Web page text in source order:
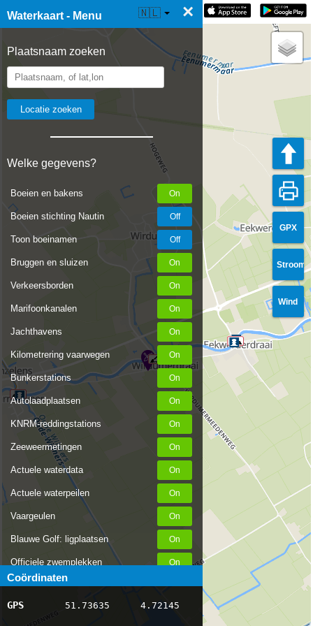
Waterkaart - Menu ×
Plaatsnaam zoeken
Welke gegevens?
Boeien en bakens
Boeien stichting Nautin
Toon boeinamen
Bruggen en sluizen
Verkeersborden
Marifoonkanalen
Jachthavens
Kilometrering vaarwegen
Bunkerstations
Autolaadplaatsen
KNRM-reddingstations
Zeeweermetingen
Actuele waterdata
Actuele waterpeilen
Vaargeulen
Blauwe Golf: ligplaatsen
Officiele zwemplekken
Stremmingen/hinder
AIS scheepsposities
Coördinaten
GPS 51.73635 4.72145
☰ Waterkaart Live 🇳🇱
GPX
Stroom
Wind